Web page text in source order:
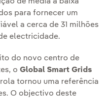
para fornecer um
a cerca de 31 milhões
electricidade.
do novo centro de
o Global Smart Grids
tornou uma referência
O objectivo deste